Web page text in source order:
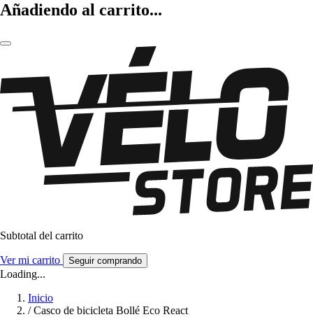
Añadiendo al carrito...
Subtotal del carrito
Ver mi carrito Seguir comprando
Loading...
Inicio
/ Casco de bicicleta Bollé Eco React